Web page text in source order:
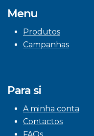
Menu
Produtos
Campanhas
Para si
A minha conta
Contactos